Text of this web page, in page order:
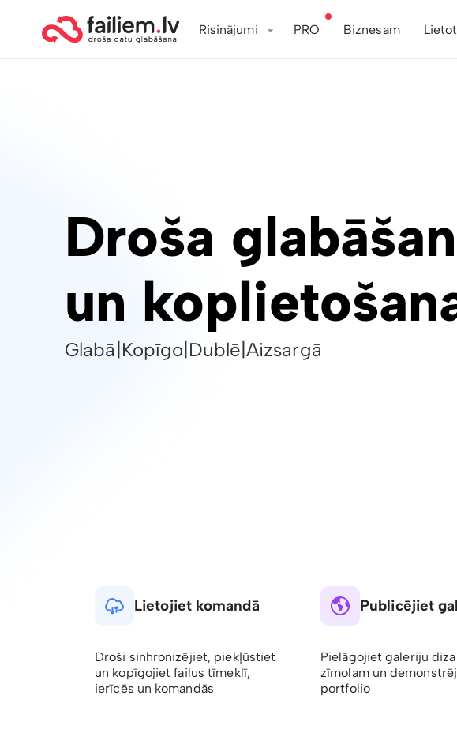
Risinājumi PRO Biznesam
Droša
un
Glabā|Kopīgo|Dublē|Aizsargā
Lietojiet komandā
Droši sinhronizējiet, piekļūstiet
un kopīgojiet failus tīmeklī,
ierīcēs un komandās
Publicējiet
Pielāgojiet galeriju
zīmolam un
portfolio